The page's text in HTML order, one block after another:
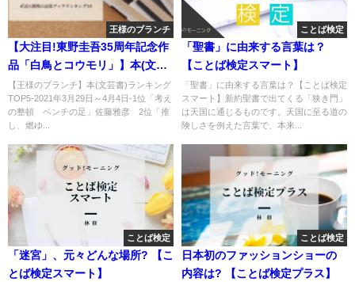
王様のブランチ
【大注目!東野圭吾35周年記念作
品「白鳥とコウモリ」】本(文芸
書)総合ランキングTOP5
【王様のブランチ】本(文芸書)ランキング
TOP5-2021年3月29日～4月4日-1位「考え
の整頓 ベンチの足」佐藤雅彦 2位「推
し、燃ゆ...
ことば検定
「聖書」に由来する言葉は？
【ことば検定スマート】
「聖書」に由来する言葉は？【ことば検定
スマート】新約聖書で出てくる「狭き門」
は天国に通じるものです。天国に至る道の
険しさを例えた言葉で、本来...
ことば検定
「迷宮」、元々どんな場所? 【こ
とば検定スマート】
ことば検定
日本初のファッションショーの
内容は? 【ことば検定プラス】